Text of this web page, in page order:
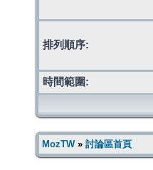
排列順序:
時間範圍:
MozTW» 討論區首頁